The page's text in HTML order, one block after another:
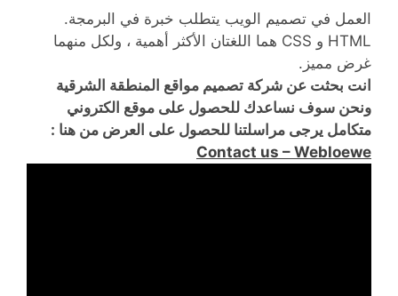
العمل في تصميم الويب يتطلب خبرة في البرمجة.
HTML و CSS هما اللغتان الأكثر أهمية ، ولكل منهما
غرض مميز.
انت بحثت عن شركة تصميم مواقع المنطقة الشرقية
ونحن سوف نساعدك للحصول على موقع الكتروني
متكامل يرجى مراسلتنا للحصول على العرض من هنا :
Contact us – Webloewe